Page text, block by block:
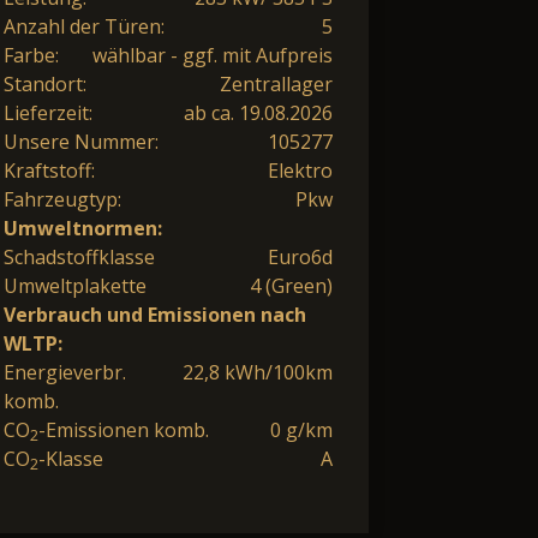
Anzahl der Türen:
5
Farbe:
wählbar - ggf. mit Aufpreis
Standort:
Zentrallager
Lieferzeit:
ab ca. 19.08.2026
Unsere Nummer:
105277
Kraftstoff:
Elektro
Fahrzeugtyp:
Pkw
Umweltnormen:
Schadstoffklasse
Euro6d
Umweltplakette
4 (Green)
Verbrauch und Emissionen nach
WLTP:
Energieverbr.
komb.
22,8 kWh/100km
CO2-Emissionen komb.
0 g/km
CO2-Klasse A